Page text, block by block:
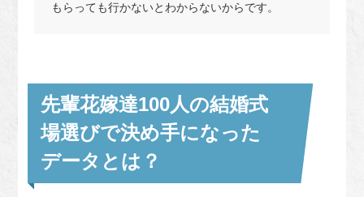
もらっても行かないとわからないからです。
先輩花嫁達100人の結婚式
場選びで決め手になった
データとは？